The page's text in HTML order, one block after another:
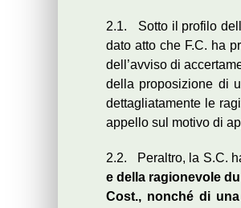
2.1. Sotto il profilo
dato atto che F.C. ha
dell’avviso di
della proposizione di
dettagliatamente le
appello sul motivo di
2.2. Peraltro, la S.C.
e della ragionevole
Cost., nonché di